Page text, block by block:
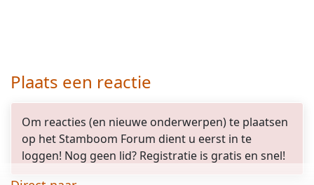
Plaats een reactie
Om reacties (en nieuwe onderwerpen) te plaatsen
op het Stamboom Forum dient u eerst in te
loggen! Nog geen lid? Registratie is gratis en snel!